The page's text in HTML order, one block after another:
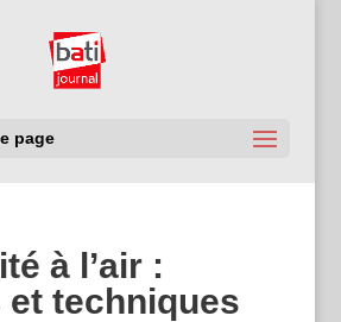
page
à l’air :
techniques